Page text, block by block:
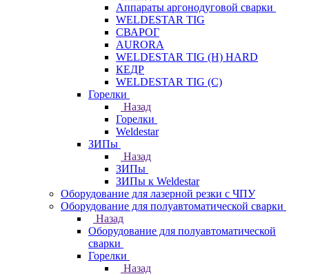
Аппараты аргонодуговой сварки
WELDESTAR TIG
СВАРОГ
AURORA
WELDESTAR TIG (H) HARD
КЕДР
WELDESTAR TIG (С)
Горелки
Назад
Горелки
Weldestar
ЗИПы
Назад
ЗИПы
ЗИПы к Weldestar
Оборудование для лазерной резки с ЧПУ
Оборудование для полуавтоматической сварки
Назад
Оборудование для полуавтоматической
сварки
Горелки
Назад